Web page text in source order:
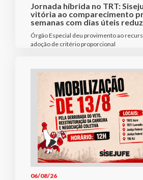
Jornada híbrida no TRT:
vitória ao comparecimento
semanas com dias úteis
Órgão Especial deu provimento ao
adoção de critério proporcional
06/08/26